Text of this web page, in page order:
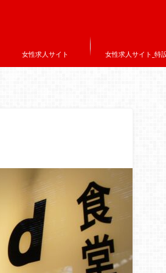
女性求人サイト 女性求人サイト_特